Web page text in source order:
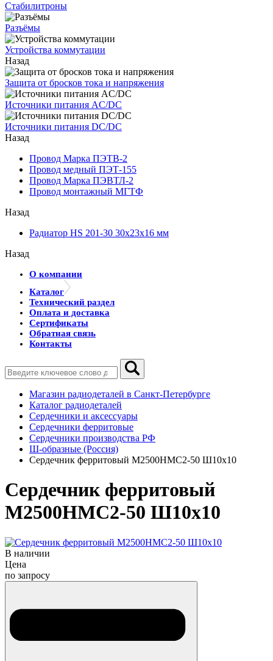
Стабилитроны
Разъёмы
Устройства коммутации
Назад
Защита от бросков тока и напряжения
Источники питания AC/DC
Источники питания DC/DC
Назад
Провод Марка ПЭТВ-2
Провод медный ПЭТ-155
Провод Марка ПЭВТЛ-2
Провод монтажный МГТФ
Назад
Радиатор HS 201-30 30х23х16 мм
Назад
О компании
Каталог
Технический раздел
Оплата и доставка
Сертификаты
Обратная связь
Контакты
Магазин радиодеталей в Санкт-Петербурге
Каталог радиодеталей
Сердечники и аксессуары
Сердечники ферритовые
Сердечники производства РФ
Ш-образные (Россия)
Сердечник ферритовый М2500НМС2-50 Ш10х10
Сердечник ферритовый
М2500НМС2-50 Ш10х10
В наличии
Цена
по запросу